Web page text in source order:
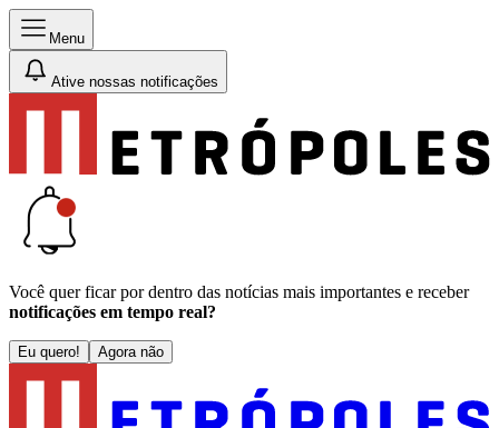
Menu
Ative nossas notificações
Você quer ficar por dentro das notícias mais importantes e receber
notificações em tempo real?
Eu quero! Agora não